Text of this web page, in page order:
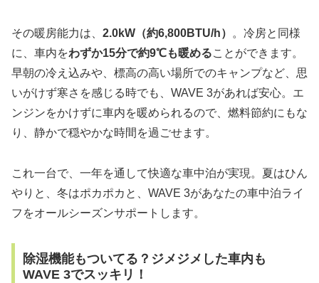
その暖房能力は、 2.0kW（約6,800BTU/h）
。冷房と同様
に、車内をわずか15分で約9℃も暖めることができます。
早朝の冷え込みや、標高の高い場所でのキャンプなど、思
いがけず寒さを感じる時でも、WAVE 3があれば安心。エ
ンジンをかけずに車内を暖められるので、燃料節約にもな
り、静かで穏やかな時間を過ごせます。
これ一台で、一年を通して快適な車中泊が実現。夏はひん
やりと、冬はポカポカと、WAVE 3があなたの車中泊ライ
フをオールシーズンサポートします。
除湿機能もついてる？ジメジメした車内も
WAVE 3でスッキリ！